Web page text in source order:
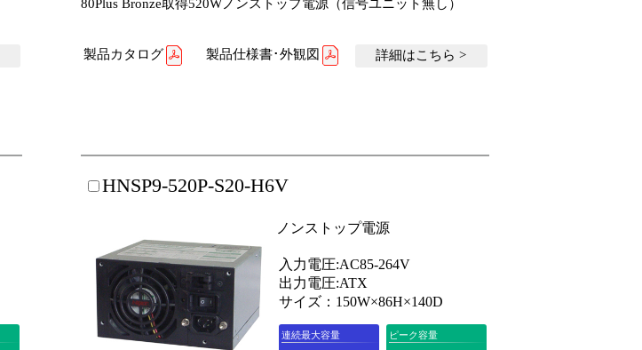
80Plus Bronze取得520Wノンストップ電源（信号ユニット無し）
製品カタログ 製品仕様書･外観図 詳細はこちら >
HNSP9-520P-S20-H6V
ノンストップ電源
入力電圧:AC85-264V
出力電圧:ATX
サイズ：150W×86H×140D
連続最大容量 ピーク容量